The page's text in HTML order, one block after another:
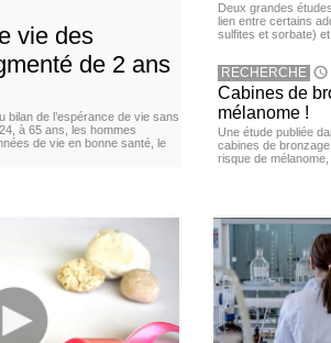
vie des
de 2 ans
bilan de l’espérance de vie sans
à 65 ans, les hommes
de vie en bonne santé, le
Deux grandes
lien entre certains
sulfites et sorbate)
RECHERCHE
Cabines de
mélanome !
Une étude publiée
cabines de
risque de